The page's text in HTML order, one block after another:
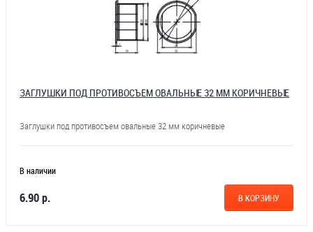
ЗАГЛУШКИ ПОД ПРОТИВОСЪЕМ ОВАЛЬНЫЕ 32 ММ КОРИЧНЕВЫЕ
Заглушки под противосъем овальные 32 мм коричневые
В наличии
6.90 р. В КОРЗИНУ